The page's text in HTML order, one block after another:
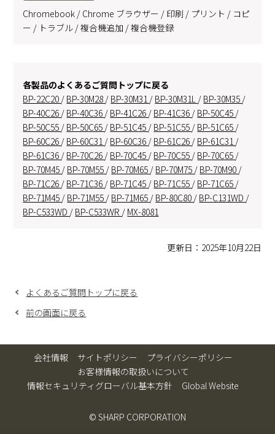
Chromebook / Chrome ブラウザー / 印刷 / プリント / コピ
ー / トラブル / 複合機追加 / 複合機登録
各製品のよくあるご質問トップに戻る
BP-22C20 / BP-30M28 / BP-30M31 / BP-30M31L / BP-30M35 /
BP-40C26 / BP-40C36 / BP-41C26 / BP-41C36 / BP-50C45 /
BP-50C55 / BP-50C65 / BP-51C45 / BP-51C55 / BP-51C65 /
BP-60C26 / BP-60C31 / BP-60C36 / BP-61C26 / BP-61C31 /
BP-61C36 / BP-70C26 / BP-70C45 / BP-70C55 / BP-70C65 /
BP-70M45 / BP-70M55 / BP-70M65 / BP-70M75 / BP-70M90 /
BP-71C26 / BP-71C36 / BP-71C45 / BP-71C55 / BP-71C65 /
BP-71M45 / BP-71M55 / BP-71M65 / BP-80C80 / BP-C131WD /
BP-C533WD / BP-C533WR / MX-8081
更新日：2025年10月22日
よくあるご質問トップに戻る
前の画面に戻る
会社情報 サイトポリシー
プライバシーポリシー
お客様情報の取扱いについて
情報セキュリティグローバル基本方針
Global Website
© SHARP CORPORATION